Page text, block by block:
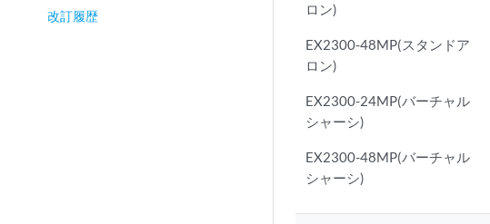
改訂履歴
ロン)
EX2300-48MP(スタンドア
ロン)
EX2300-24MP(バーチャル
シャーシ)
EX2300-48MP(バーチャル
シャーシ)